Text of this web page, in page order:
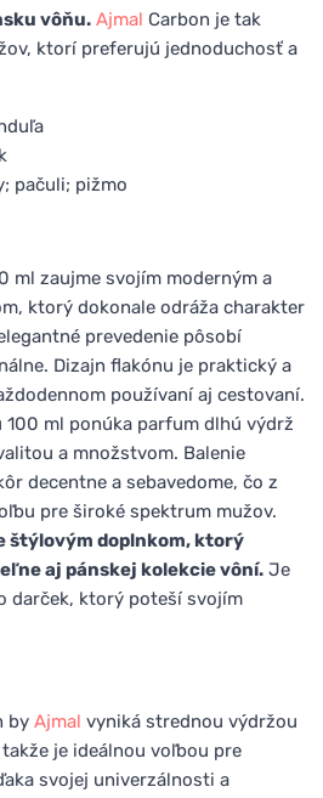
vôňu. Ajmal Carbon je tak
ktorí preferujú jednoduchosť a
pačuli; pižmo
ml zaujme svojím moderným a
ktorý dokonale odráža charakter
prevedenie pôsobí
Dizajn flakónu je praktický a
používaní aj cestovaní.
100 ml ponúka parfum dlhú výdrž
a množstvom. Balenie
decentne a sebavedome, čo z
pre široké spektrum mužov.
štýlovým doplnkom, ktorý
aj pánskej kolekcie vôní. Je
darček, ktorý poteší svojím
by Ajmal vyniká strednou výdržou
je ideálnou voľbou pre
svojej univerzálnosti a